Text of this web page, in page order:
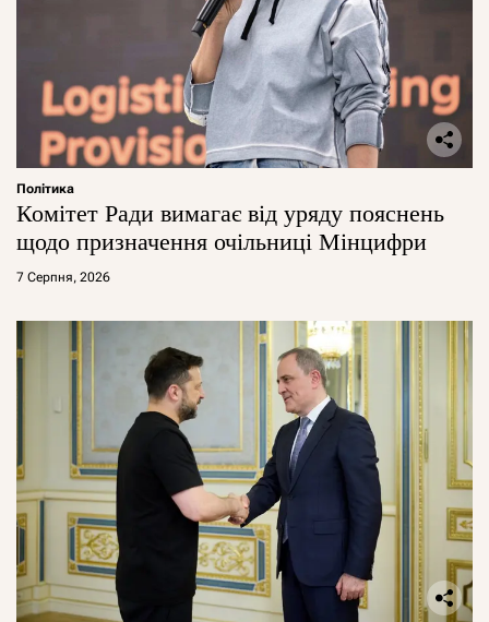
Політика
Комітет Ради вимагає від уряду пояснень
щодо призначення очільниці Мінцифри
7 Серпня, 2026